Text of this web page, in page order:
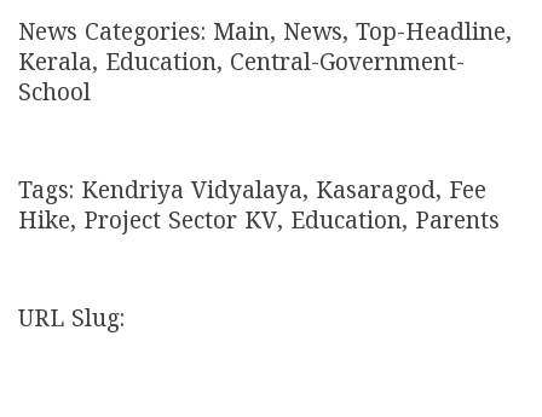
News Categories: Main, News, Top-Headline,
Kerala, Education, Central-Government-
School
Tags: Kendriya Vidyalaya, Kasaragod, Fee
Hike, Project Sector KV, Education, Parents
URL Slug: